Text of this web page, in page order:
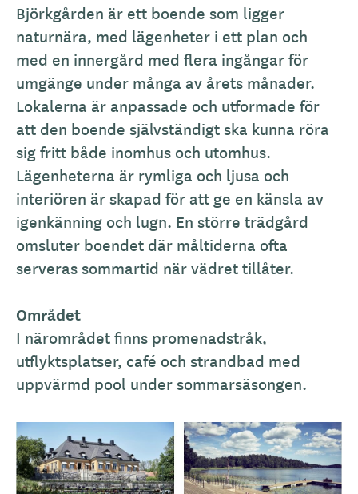
A
l
l
m
ä
n
b
e
s
k
r
i
n
i
n
g
Björkgården är ett boende som ligger
naturnära, med lägenheter i ett plan och
med en innergård med flera ingångar för
umgänge under många av årets månader.
Lokalerna är anpassade och utformade för
att den boende självständigt ska kunna röra
sig fritt både inomhus och utomhus.
Lägenheterna är rymliga och ljusa och
interiören är skapad för att ge en känsla av
igenkänning och lugn. En större trädgård
omsluter boendet där måltiderna ofta
serveras sommartid när vädret tillåter.
Området
I närområdet finns promenadstråk,
utflyktsplatser, café och strandbad med
uppvärmd pool under sommarsäsongen.